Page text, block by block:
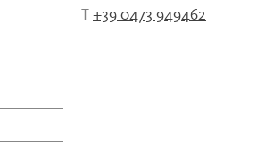
T +39 0473 949462